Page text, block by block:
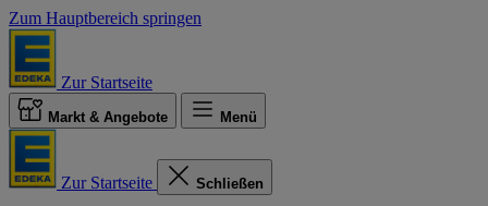
Zum Hauptbereich springen
Zur Startseite
Markt & Angebote Menü
Zur Startseite Schließen